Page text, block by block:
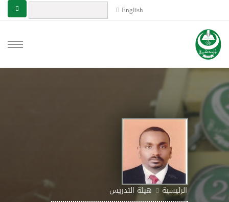
English
الرئيسية هيئة التدريس